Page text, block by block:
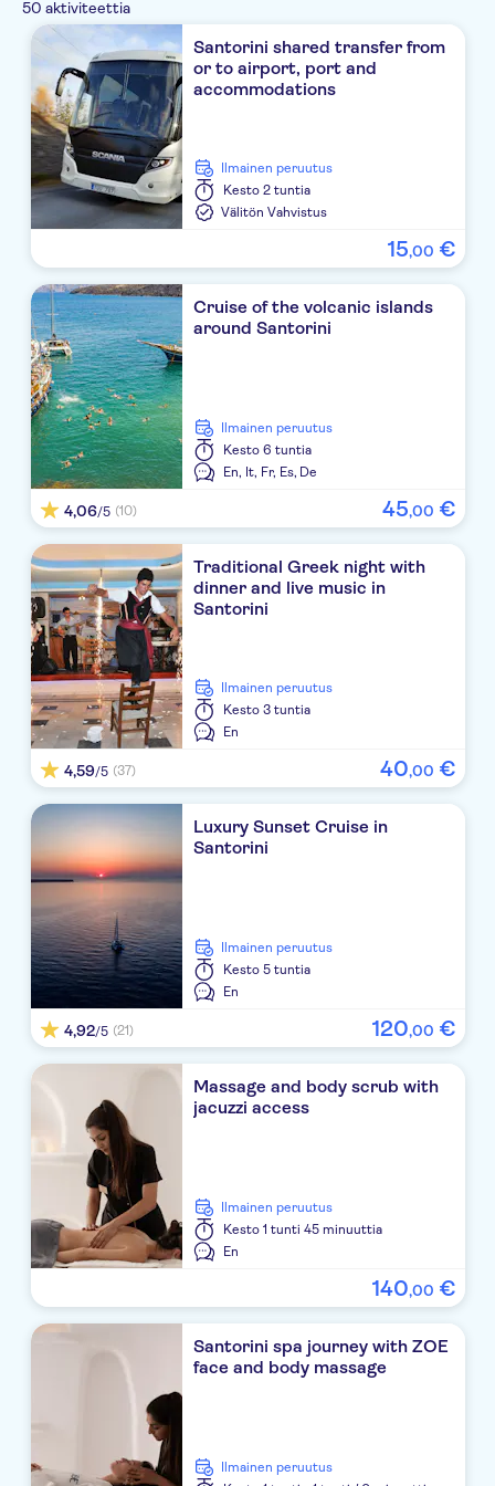
Thera Mare
Windmill Villas
Meli Meli
Casa Vitae
Mediterannean Bus Stop
Caldera Romantica
Bus Stop Emborio Square
Suites Of The Gods
Pyrgos Parcking
Anna Mini Market
Akrotiri Excav.
Quickys
Opposite Old Hospital
Argyros Winery
Caldera Boats
Agia Irini
Aplai Dome
Aliter Suites
Perivolas Market
Areti Hotel
Sunbird
Xenones Filotera
Soulis Apartment
NST Fira{Petit Palace}
NST Oia
Le Ciel
Vrachia Studios
Kritikos Tavern
Santo Miramare
50 aktiviteettia
Santorini shared transfer from
or to airport, port and
accommodations
Ilmainen peruutus
Kesto 2 tuntia
Välitön Vahvistus
15,00 €
Cruise of the volcanic islands
around Santorini
Ilmainen peruutus
Kesto 6 tuntia
En, It, Fr, Es, De
4,06/5 (10) 45,00 €
Traditional Greek night with
dinner and live music in
Santorini
Ilmainen peruutus
Kesto 3 tuntia
En
4,59/5 (37) 40,00 €
Luxury Sunset Cruise in
Santorini
Ilmainen peruutus
Kesto 5 tuntia
En
4,92/5 (21) 120,00 €
Massage and body scrub with
jacuzzi access
Ilmainen peruutus
Kesto 1 tunti 45 minuuttia
En
140,00 €
Santorini spa journey with ZOE
face and body massage
Ilmainen peruutus